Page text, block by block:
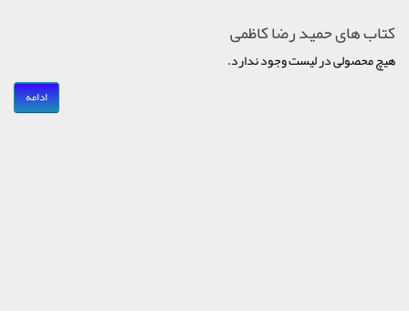
کتاب های حمید رضا کاظمی
هیچ محصولی در لیست وجود ندارد.
ادامه